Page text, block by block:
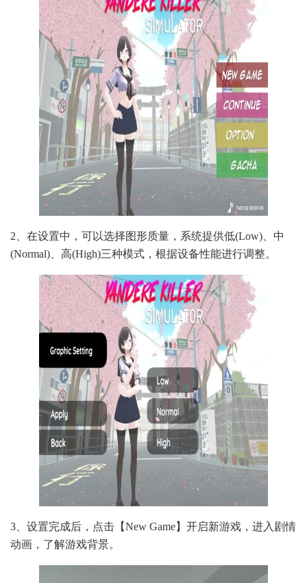
2、在设置中，可以选择图形质量，系统提供低(Low)、中
(Normal)、高(High)三种模式，根据设备性能进行调整。
3、设置完成后，点击【New Game】开启新游戏，进入剧情
动画，了解游戏背景。